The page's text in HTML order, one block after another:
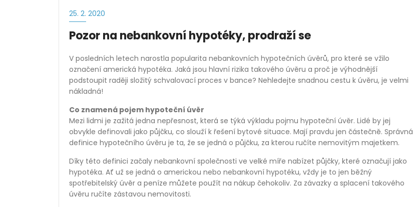
25. 2. 2020
Pozor na nebankovní hypotéky, prodraží se
V posledních letech narostla popularita nebankovních hypotečních úvěrů, pro které se vžilo
označení americká hypotéka. Jaká jsou hlavní rizika takového úvěru a proč je výhodnější
podstoupit raději složitý schvalovací proces v bance? Nehledejte snadnou cestu k úvěru, je velmi
nákladná!
Co znamená pojem hypoteční úvěr
Mezi lidmi je zažitá jedna nepřesnost, která se týká výkladu pojmu hypoteční úvěr. Lidé by jej
obvykle definovali jako půjčku, co slouží k řešení bytové situace. Mají pravdu jen částečně. Správná
definice hypotečního úvěru je ta, že se jedná o půjčku, za kterou ručíte nemovitým majetkem.
Díky této definici začaly nebankovní společnosti ve velké míře nabízet půjčky, které označují jako
hypotéka. Ať už se jedná o americkou nebo nebankovní hypotéku, vždy je to jen běžný
spotřebitelský úvěr a peníze můžete použít na nákup čehokoliv. Za závazky a splacení takového
úvěru ručíte zástavou nemovitosti.